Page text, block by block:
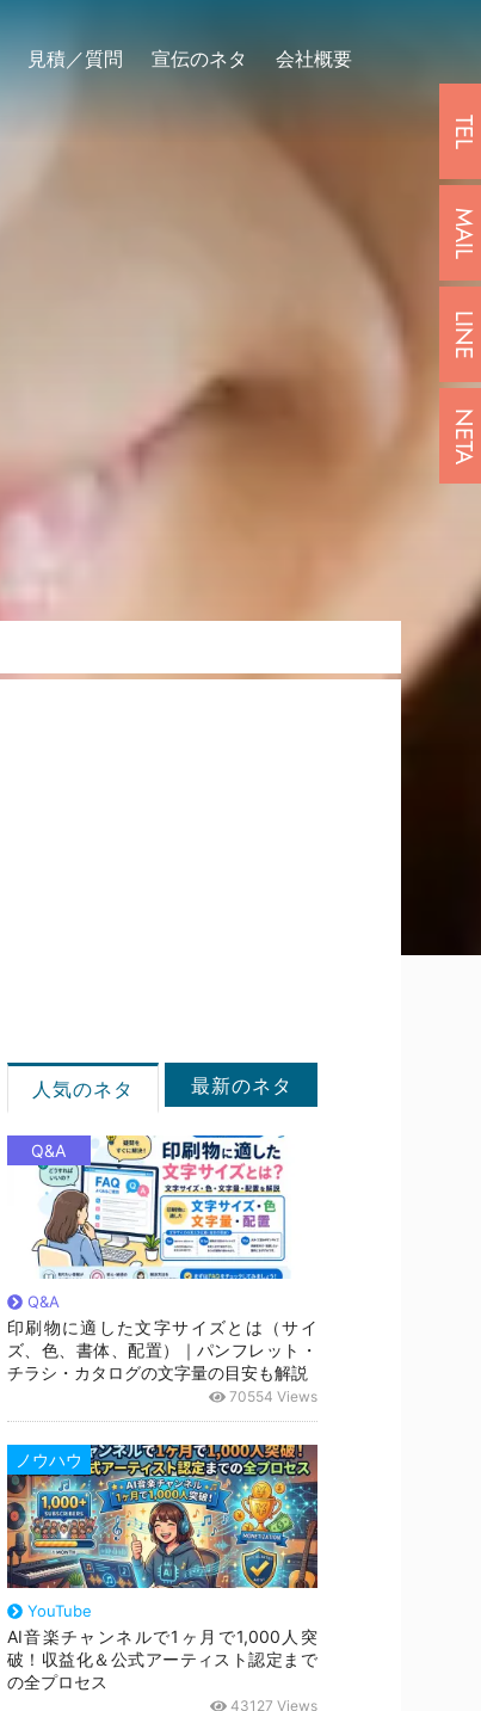
見積／質問 宣伝のネタ 会社概要
人気のネタ 最新のネタ
Q&A
Q&A
印刷物に適した文字サイズとは（サイ
ズ、色、書体、配置）｜パンフレット・
チラシ・カタログの文字量の目安も解説
70554 Views
ノウハウ
YouTube
AI音楽チャンネルで1ヶ月で1,000人突
破！収益化＆公式アーティスト認定まで
の全プロセス
43127 Views
TEL
MAIL
LINE
NETA